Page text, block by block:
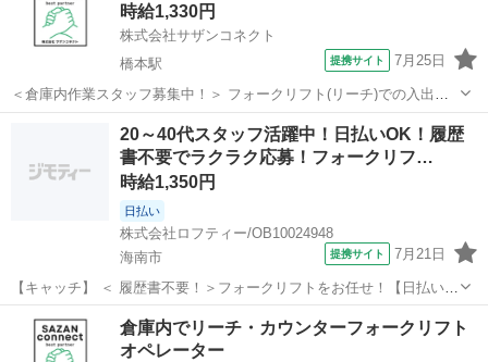
応可能！ 土日祝休み！...
時給1,330円
株式会社サザンコネクト
橋本駅
提携サイト 7月25日
＜倉庫内作業スタッフ募集中！＞ フォークリフト(リーチ)での入出荷
作業のお仕事です。 具体的には… ・入荷した原料を倉庫に運搬する作
業 ・出荷する商品の運搬作業 になります。 フォークリフトの免許を
お持ちであればOK★ ...
橋本駅 倉庫
20～40代スタッフ活躍中！日払いOK！履歴
書不要でラクラク応募！フォークリフ…
時給1,350円
日払い
株式会社ロフティー/OB10024948
海南市
提携サイト 7月21日
【キャッチ】 ＜ 履歴書不要！＞フォークリフトをお任せ！【日払い＆
前払いあり】高時給1350～1687円！ 【コメント】 ＊未経験からお仕
事にチャレンジしたい方 ＊経験を活かしてさらにスキルアップしたい
方 ＊扶養内で...
和歌山 海南市 倉庫
倉庫内でリーチ・カウンターフォークリフト
オペレーター